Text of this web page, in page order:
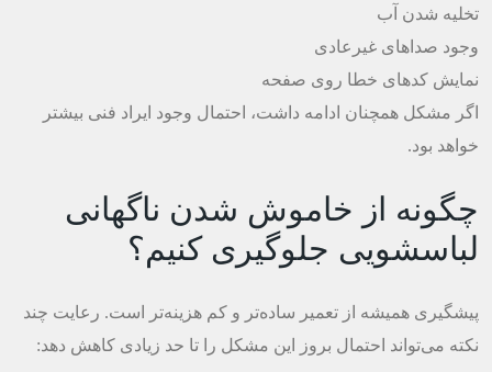
تخلیه شدن آب
وجود صداهای غیرعادی
نمایش کدهای خطا روی صفحه
اگر مشکل همچنان ادامه داشت، احتمال وجود ایراد فنی بیشتر
خواهد بود.
چگونه از خاموش شدن ناگهانی
لباسشویی جلوگیری کنیم؟
پیشگیری همیشه از تعمیر ساده‌تر و کم هزینه‌تر است. رعایت چند
نکته می‌تواند احتمال بروز این مشکل را تا حد زیادی کاهش دهد: